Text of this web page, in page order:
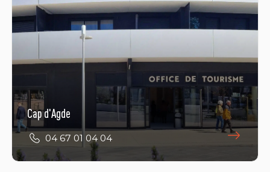
Cap d'Agde
04 67 01 04 04
Öffnungszeiten ansehen
Rambla du Soleil
Bulle d'accueil
Impasse de la Bienvenue
Le Cap d'Agde
34 300 AGDE - FRANCE